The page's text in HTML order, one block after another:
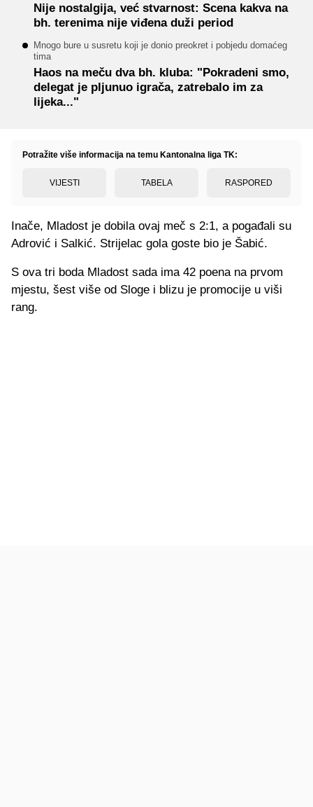
Nije nostalgija, već stvarnost: Scena kakva na
bh. terenima nije viđena duži period
Mnogo bure u susretu koji je donio preokret i pobjedu domaćeg
tima
Haos na meču dva bh. kluba: "Pokradeni smo,
delegat je pljunuo igrača, zatrebalo im za
lijeka..."
Potražite više informacija na temu Kantonalna liga TK:
VIJESTI TABELA RASPORED
Inače, Mladost je dobila ovaj meč s 2:1, a pogađali su
Adrović i Salkić. Strijelac gola goste bio je Šabić.
S ova tri boda Mladost sada ima 42 poena na prvom
mjestu, šest više od Sloge i blizu je promocije u viši
rang.